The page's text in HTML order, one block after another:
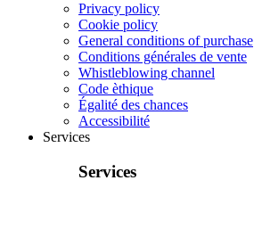
Privacy policy
Cookie policy
General conditions of purchase
Conditions générales de vente
Whistleblowing channel
Code èthique
Égalité des chances
Accessibilité
Services
Services